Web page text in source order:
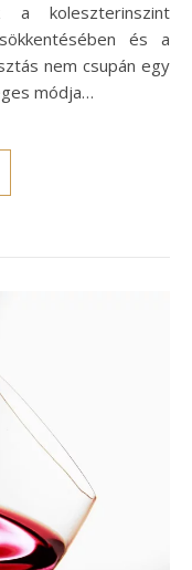
a koleszterinszint
és a
nem csupán egy
módja…